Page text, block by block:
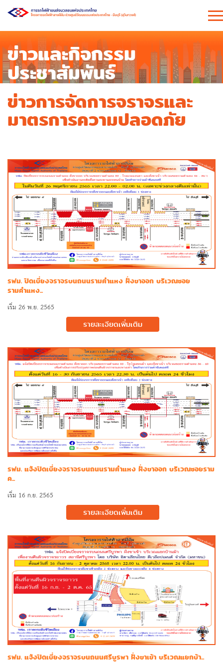
ข่าวและกิจกรรม
ประชาสัมพันธ์
ข่าวการจัดการจราจรและ
มาตรการความปลอดภัย
รฟม. ปิดเบี่ยงจราจรบนถนนรามคำแหง ฝั่งขาออก บริเวณซอย
รามคำแหง...
เริ่ม 26 พ.ย. 2565
รายละเอียดเพิ่มเติม
รฟม. แจ้งปิดเบี่ยงจราจรบนถนนรามคำแหง ฝั่งขาออก บริเวณซอยราม
ค...
เริ่ม 16 ก.ย. 2565
รายละเอียดเพิ่มเติม
รฟม. แจ้งปิดเบี่ยงจราจรบนถนนศรีบูรพา ฝั่งขาเข้า บริเวณแยกบ้า...